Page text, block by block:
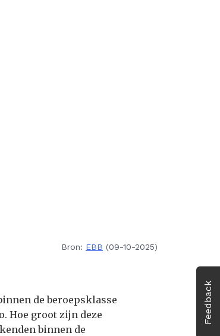
Feedback
Bron: EBB (09-10-2025)
de beroepsklasse
Hoe groot zijn deze
binnen de